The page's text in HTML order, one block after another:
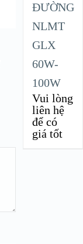
ĐƯỜNG
NLMT
GLX
60W-
100W
Vui lòng
liên hệ
để có
giá tốt